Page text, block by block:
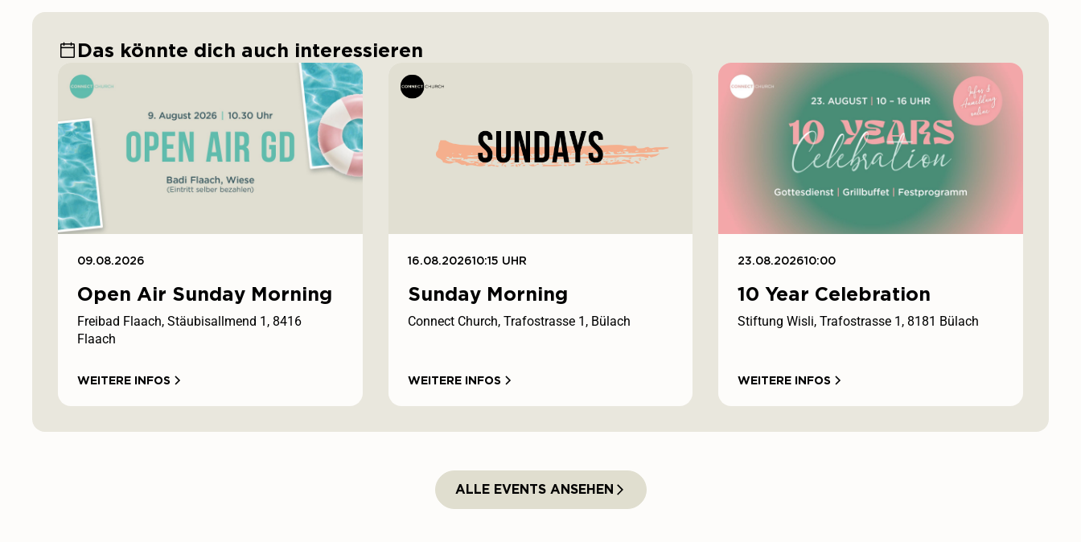
Das könnte dich auch interessieren
09.08.2026
Open Air Sunday Morning
Freibad Flaach, Stäubisallmend 1, 8416
Flaach
WEITERE INFOS
16.08.202610:15 UHR
Sunday Morning
Connect Church, Trafostrasse 1, Bülach
WEITERE INFOS
23.08.202610:00
10 Year Celebration
Stiftung Wisli, Trafostrasse 1, 8181 Bülach
WEITERE INFOS
ALLE EVENTS ANSEHEN